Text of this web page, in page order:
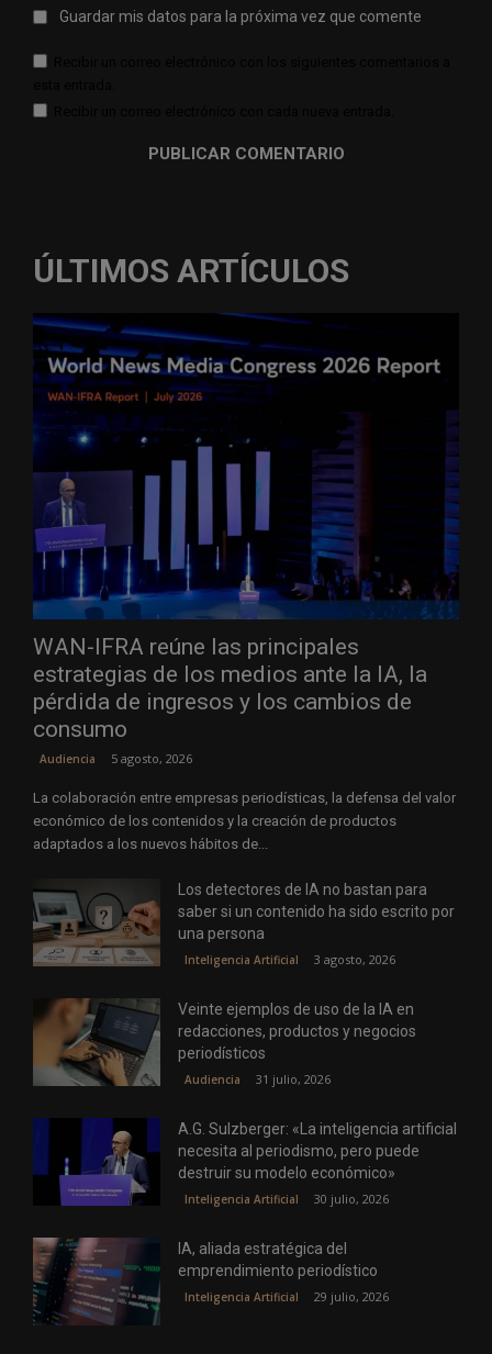
Guardar mis datos para la próxima vez que comente
ÚLTIMOS ARTÍCULOS
WAN-IFRA reúne las principales
estrategias de los medios ante la IA, la
pérdida de ingresos y los cambios de
consumo
Audiencia 5 agosto, 2026
La colaboración entre empresas periodísticas, la defensa del valor
económico de los contenidos y la creación de productos
adaptados a los nuevos hábitos de...
Los detectores de IA no bastan para
saber si un contenido ha sido escrito por
una persona
Inteligencia Artificial 3 agosto, 2026
Veinte ejemplos de uso de la IA en
redacciones, productos y negocios
periodísticos
Audiencia 31 julio, 2026
A.G. Sulzberger: «La inteligencia artificial
necesita al periodismo, pero puede
destruir su modelo económico»
Inteligencia Artificial 30 julio, 2026
IA, aliada estratégica del
emprendimiento periodístico
Inteligencia Artificial 29 julio, 2026